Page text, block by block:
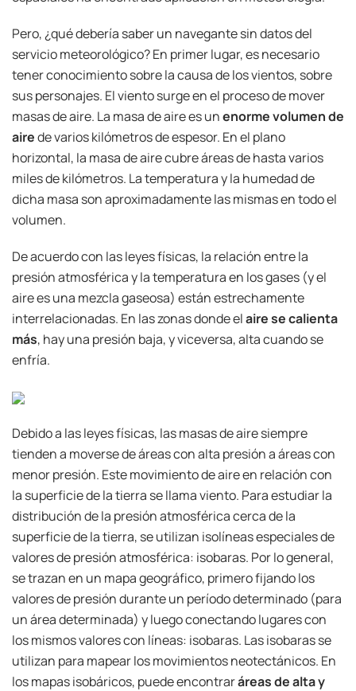
Pero, ¿qué debería saber un navegante sin datos del
servicio meteorológico? En primer lugar, es necesario
tener conocimiento sobre la causa de los vientos, sobre
sus personajes. El viento surge en el proceso de mover
masas de aire. La masa de aire es unenorme volumen de
airede varios kilómetros de espesor. En el plano
horizontal, la masa de aire cubre áreas de hasta varios
miles de kilómetros. La temperatura y la humedad de
dicha masa son aproximadamente las mismas en todo el
volumen.
De acuerdo con las leyes físicas, la relación entre la
presión atmosférica y la temperatura en los gases (y el
aire es una mezcla gaseosa) están estrechamente
interrelacionadas. En las zonas donde elaire se calienta
más, hay una presión baja, y viceversa, alta cuando se
enfría.
Debido a las leyes físicas, las masas de aire siempre
tienden a moverse de áreas con alta presión a áreas con
menor presión. Este movimiento de aire en relación con
la superficie de la tierra se llama viento. Para estudiar la
distribución de la presión atmosférica cerca de la
superficie de la tierra, se utilizan isolíneas especiales de
valores de presión atmosférica: isobaras. Por lo general,
se trazan en un mapa geográfico, primero fijando los
valores de presión durante un período determinado (para
un área determinada) y luego conectando lugares con
los mismos valores con líneas: isobaras. Las isobaras se
utilizan para mapear los movimientos neotectánicos. En
los mapas isobáricos, puede encontraráreas de alta y